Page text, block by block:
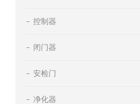
控制器
闭门器
安检门
净化器